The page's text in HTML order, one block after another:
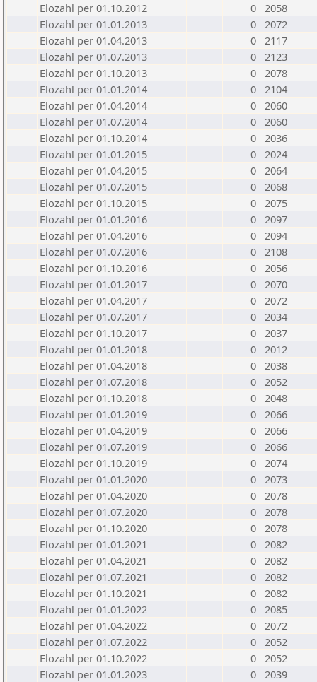
Elozahl per 01.10.2012
0 2058
Elozahl per 01.01.2013
0 2072
Elozahl per 01.04.2013
0 2117
Elozahl per 01.07.2013
0 2123
Elozahl per 01.10.2013
0 2078
Elozahl per 01.01.2014
0 2104
Elozahl per 01.04.2014
0 2060
Elozahl per 01.07.2014
0 2060
Elozahl per 01.10.2014
0 2036
Elozahl per 01.01.2015
0 2024
Elozahl per 01.04.2015
0 2064
Elozahl per 01.07.2015
0 2068
Elozahl per 01.10.2015
0 2075
Elozahl per 01.01.2016
0 2097
Elozahl per 01.04.2016
0 2094
Elozahl per 01.07.2016
0 2108
Elozahl per 01.10.2016
0 2056
Elozahl per 01.01.2017
0 2070
Elozahl per 01.04.2017
0 2072
Elozahl per 01.07.2017
0 2034
Elozahl per 01.10.2017
0 2037
Elozahl per 01.01.2018
0 2012
Elozahl per 01.04.2018
0 2038
Elozahl per 01.07.2018
0 2052
Elozahl per 01.10.2018
0 2048
Elozahl per 01.01.2019
0 2066
Elozahl per 01.04.2019
0 2066
Elozahl per 01.07.2019
0 2066
Elozahl per 01.10.2019
0 2074
Elozahl per 01.01.2020
0 2073
Elozahl per 01.04.2020
0 2078
Elozahl per 01.07.2020
0 2078
Elozahl per 01.10.2020
0 2078
Elozahl per 01.01.2021
0 2082
Elozahl per 01.04.2021
0 2082
Elozahl per 01.07.2021
0 2082
Elozahl per 01.10.2021
0 2082
Elozahl per 01.01.2022
0 2085
Elozahl per 01.04.2022
0 2072
Elozahl per 01.07.2022
0 2052
Elozahl per 01.10.2022
0 2052
Elozahl per 01.01.2023
0 2039